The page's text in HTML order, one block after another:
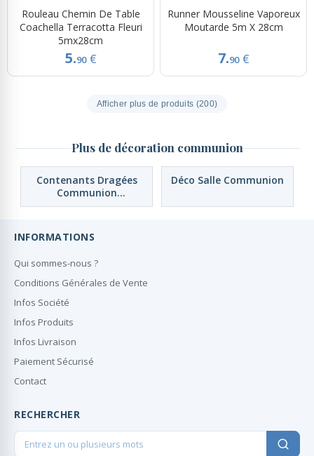
Rouleau Chemin De Table
Coachella Terracotta Fleuri
5mx28cm
5.90 €
Runner Mousseline Vaporeux
Moutarde 5m X 28cm
7.90 €
Afficher plus de produits (200)
Plus de décoration communion
Contenants Dragées
Communion
Personnalisés
Déco Salle Communion
INFORMATIONS
Qui sommes-nous ?
Conditions Générales de Vente
Infos Société
Infos Produits
Infos Livraison
Paiement Sécurisé
Contact
RECHERCHER